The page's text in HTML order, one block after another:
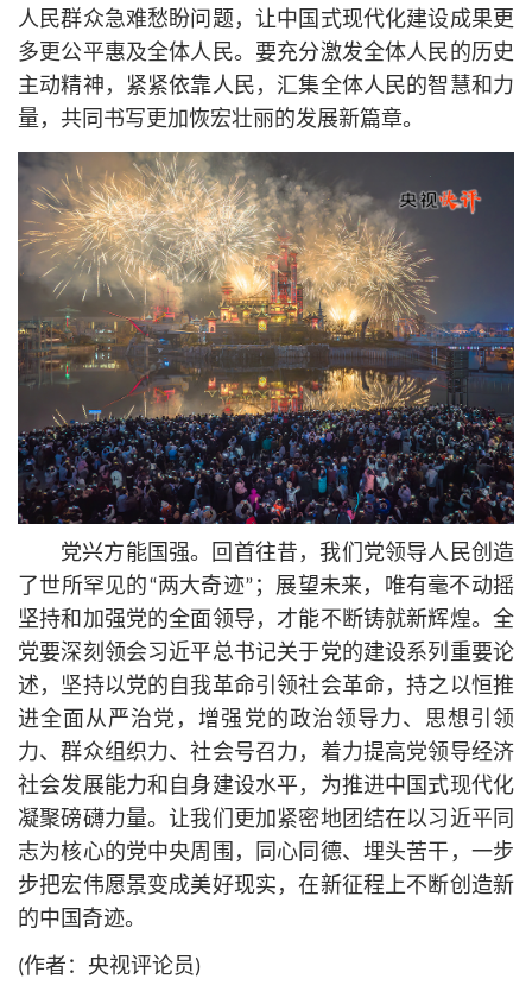
人民群众急难愁盼问题，让中国式现代化建设成果更
多更公平惠及全体人民。要充分激发全体人民的历史
主动精神，紧紧依靠人民，汇集全体人民的智慧和力
量，共同书写更加恢宏壮丽的发展新篇章。
党兴方能国强。回首往昔，我们党领导人民创造
了世所罕见的“两大奇迹”；展望未来，唯有毫不动摇
坚持和加强党的全面领导，才能不断铸就新辉煌。全
党要深刻领会习近平总书记关于党的建设系列重要论
述，坚持以党的自我革命引领社会革命，持之以恒推
进全面从严治党 ，增强党的政治领导力、思想引领
力、群众组织力、社会号召力，着力提高党领导经济
社会发展能力和自身建设水平，为推进中国式现代化
凝聚磅礴力量。让我们更加紧密地团结在以习近平 同
志为核心的党中央周围，同心同德、埋头苦干，一步
步把宏伟愿景变成美好现实，在新征程上不断创造新
的中国奇迹。
(作者：央视评论员)